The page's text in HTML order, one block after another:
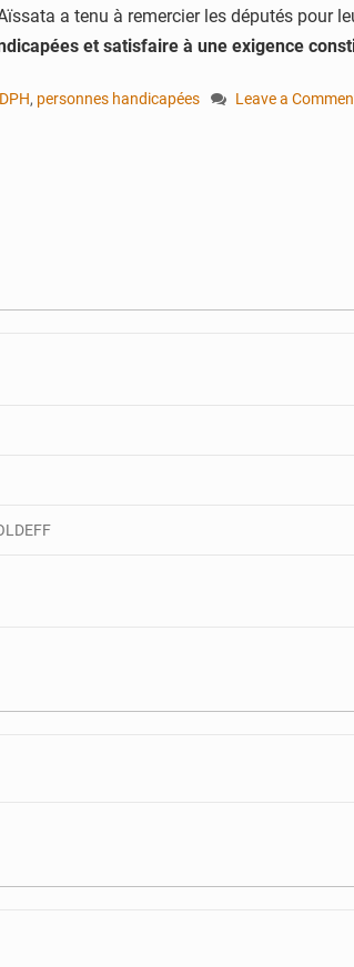
a tenu à remercier les députés pour
et satisfaire à une exigence
, personnes handicapées
Leave a
personnes